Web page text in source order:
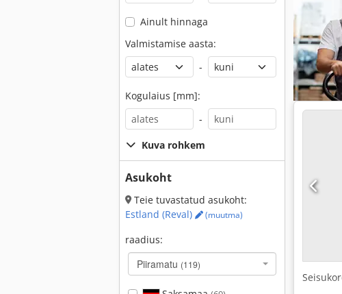
Ainult hinnaga
Valmistamise aasta:
-
Kogulaius [mm]:
-
Kuva rohkem
Asukoht
Teie tuvastatud asukoht:
Estland (Reval)
(muutma)
raadius:
Piiramatu (119)